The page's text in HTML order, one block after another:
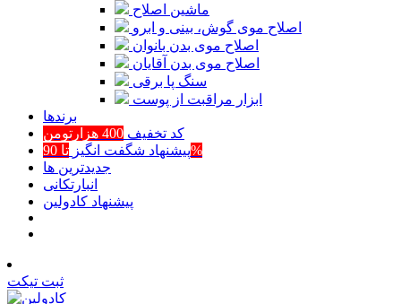
ماشین اصلاح
اصلاح موی گوش، بینی و ابرو
اصلاح موی بدن بانوان
اصلاح موی بدن آقایان
سنگ پا برقی
ابزار مراقبت از پوست
برند‌ها
کد تخفیف 400 هزارتومن
پیشنهاد شگفت انگیزتا 90%
جدیدترین ها
انبارتکانی
پیشنهاد کادولین
ثبت تیکت